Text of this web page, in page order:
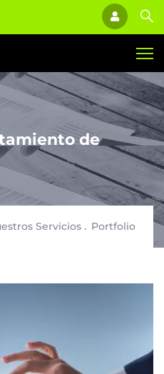
de
Servicios . Portfolio